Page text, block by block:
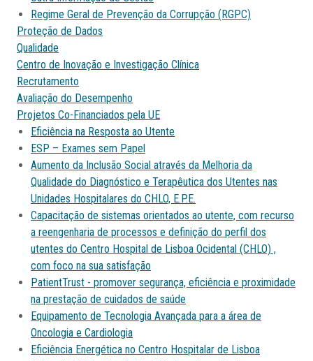
Regime Geral de Prevenção da Corrupção (RGPC)
Proteção de Dados
Qualidade
Centro de Inovação e Investigação Clínica
Recrutamento
Avaliação do Desempenho
Projetos Co-Financiados pela UE
Eficiência na Resposta ao Utente
ESP – Exames sem Papel
Aumento da Inclusão Social através da Melhoria da
Qualidade do Diagnóstico e Terapêutica dos Utentes nas
Unidades Hospitalares do CHLO, E.P.E.
Capacitação de sistemas orientados ao utente, com recurso
a reengenharia de processos e definição do perfil dos
utentes do Centro Hospital de Lisboa Ocidental (CHLO) ,
com foco na sua satisfação
PatientTrust - promover segurança, eficiência e proximidade
na prestação de cuidados de saúde
Equipamento de Tecnologia Avançada para a área de
Oncologia e Cardiologia
Eficiência Energética no Centro Hospitalar de Lisboa